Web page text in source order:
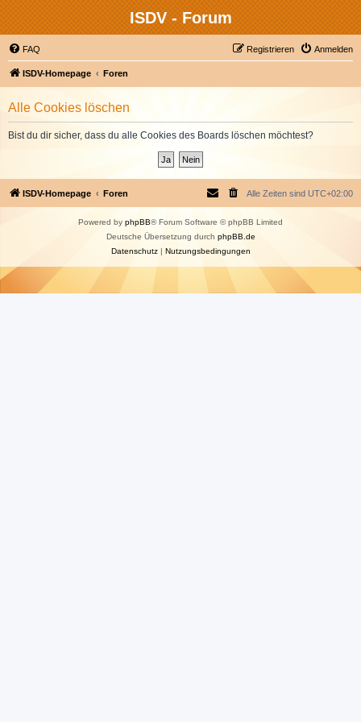
ISDV - Forum
FAQ Anmelden
Registrieren
ISDV-Homepage Foren
Alle Cookies löschen
Bist du dir sicher, dass du alle Cookies des Boards löschen möchtest?
ISDV-Homepage Foren Alle Zeiten sind UTC+02:00
Powered by phpBB® Forum Software © phpBB Limited
Deutsche Übersetzung durch phpBB.de
Datenschutz| Nutzungsbedingungen